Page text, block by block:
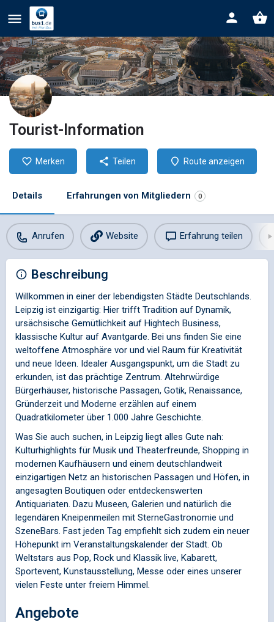
Tourist-Information
Merken Teilen Route anzeigen
Details Erfahrungen von Mitgliedern 0
Anrufen Website Erfahrung teilen
Beschreibung
Willkommen in einer der lebendigsten Städte Deutschlands.
Leipzig ist einzigartig: Hier trifft Tradition auf Dynamik,
ursächsische Gemütlichkeit auf Hightech Business,
klassische Kultur auf Avantgarde. Bei uns finden Sie eine
weltoffene Atmosphäre vor und viel Raum für Kreativität
und neue Ideen. Idealer Ausgangspunkt, um die Stadt zu
erkunden, ist das prächtige Zentrum. Altehrwürdige
Bürgerhäuser, historische Passagen, Gotik, Renaissance,
Gründerzeit und Moderne erzählen auf einem
Quadratkilometer über 1.000 Jahre Geschichte.
Was Sie auch suchen, in Leipzig liegt alles Gute nah:
Kulturhighlights für Musik­ und Theaterfreunde, Shopping in
modernen Kaufhäusern und einem deutschlandweit
einzigartigen Netz an historischen Passagen und Höfen, in
angesagten Boutiquen oder entdeckenswerten
Antiquariaten. Dazu Museen, Galerien und natürlich die
legendären Kneipenmeilen mit Sterne­Gastronomie und
Szene­Bars. Fast jeden Tag empfiehlt sich zudem ein neuer
Höhepunkt im Veranstaltungskalender der Stadt. Ob
Weltstars aus Pop, Rock und Klassik live, Kabarett,
Sportevent, Kunstausstellung, Messe oder eines unserer
vielen Feste unter freiem Himmel.
Angebote